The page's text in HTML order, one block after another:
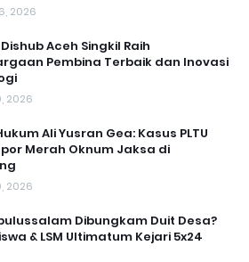
2026
Aceh Singkil Raih
Pembina Terbaik dan Inovasi
2026
Ali Yusran Gea: Kasus PLTU
Merah Oknum Jaksa di
2026
Dibungkam Duit Desa?
& LSM Ultimatum Kejari 5x24